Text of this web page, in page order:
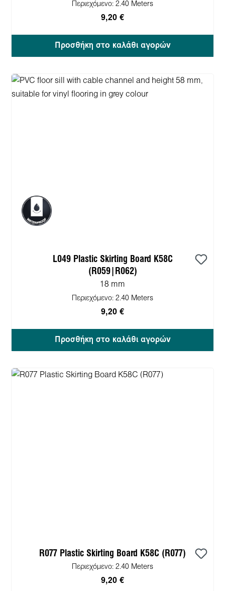
Περιεχόμενο: 2.40 Meters
9,20 €
Προσθήκη στο καλάθι αγορών
L049 Plastic Skirting Board K58C
(R059|R062)
18 mm
Περιεχόμενο: 2.40 Meters
9,20 €
Προσθήκη στο καλάθι αγορών
R077 Plastic Skirting Board K58C (R077)
Περιεχόμενο: 2.40 Meters
9,20 €